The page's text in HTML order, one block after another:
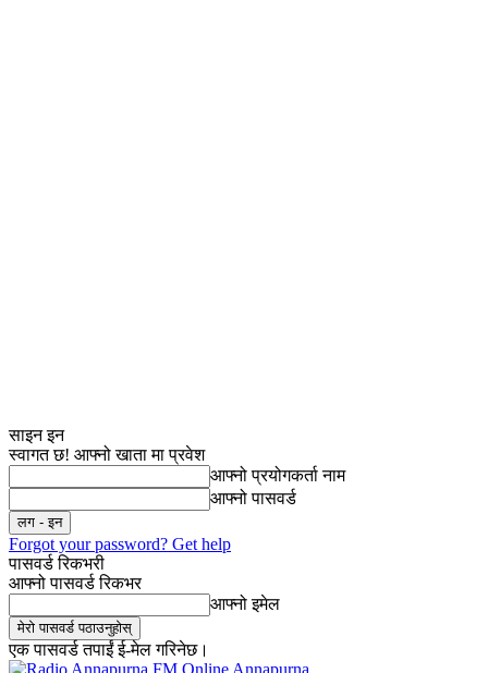
साइन इन
स्वागत छ! आफ्नो खाता मा प्रवेश
आफ्नो प्रयोगकर्ता नाम
आफ्नो पासवर्ड
Forgot your password? Get help
पासवर्ड रिकभरी
आफ्नो पासवर्ड रिकभर
आफ्नो इमेल
एक पासवर्ड तपाईं ई-मेल गरिनेछ।
Online Annapurna